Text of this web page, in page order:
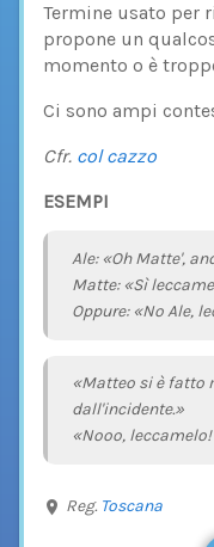
Termine usato per
propone un
momento o è
Ci sono ampi
Cfr. col cazzo
ESEMPI
Ale: «Oh Matte',
Matte: «Sì
Oppure: «No Ale,
«Matteo si è fatto
dall'incidente.»
«Nooo,
Reg. Toscana